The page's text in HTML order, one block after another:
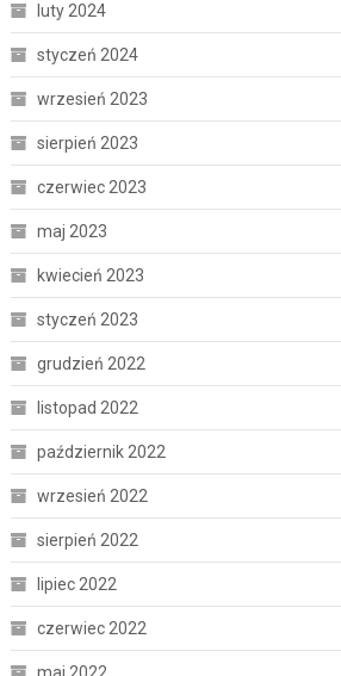
luty 2024
styczeń 2024
wrzesień 2023
sierpień 2023
czerwiec 2023
maj 2023
kwiecień 2023
styczeń 2023
grudzień 2022
listopad 2022
październik 2022
wrzesień 2022
sierpień 2022
lipiec 2022
czerwiec 2022